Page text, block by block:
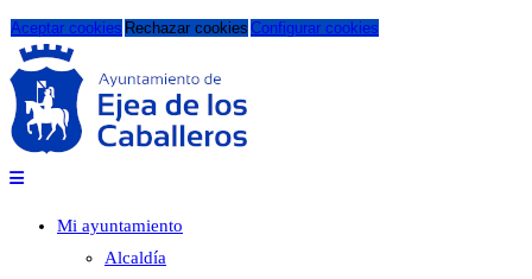
Aceptar cookies Rechazar cookies Configurar cookies
Mi ayuntamiento
Alcaldía